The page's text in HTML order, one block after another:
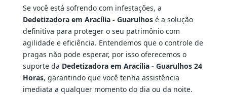
Se você está sofrendo com infestações, a
Dedetizadora em Aracília - Guarulhosé a solução
definitiva para proteger o seu patrimônio com
agilidade e eficiência. Entendemos que o controle de
pragas não pode esperar, por isso oferecemos o
suporte da Dedetizadora em Aracília - Guarulhos 24
Horas, garantindo que você tenha assistência
imediata a qualquer momento do dia ou da noite.